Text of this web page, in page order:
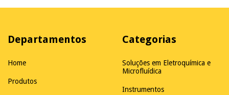
Departamentos
Home
Produtos
Categorias
Soluções em Eletroquímica e
Microfluídica
Instrumentos